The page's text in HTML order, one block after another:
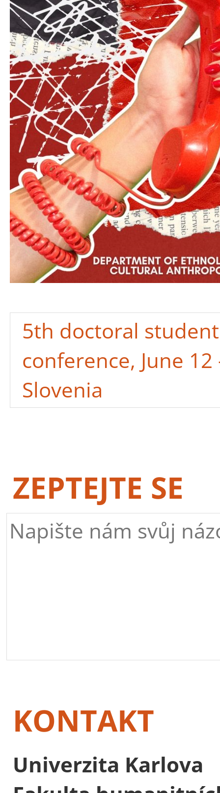
5th doctoral
conference, June
Slovenia
ZEPTEJTE SE
KONTAKT
Univerzita Karlova